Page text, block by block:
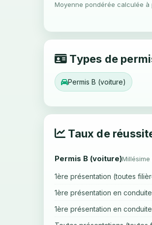
Moyenne pondérée calculée
Types de
Permis B (voiture)
Taux de
Permis B (voiture)Millésime
1ère présentation (toutes
1ère présentation en
1ère présentation en